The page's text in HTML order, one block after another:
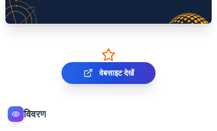
वेबसाइट देखें
विवरण